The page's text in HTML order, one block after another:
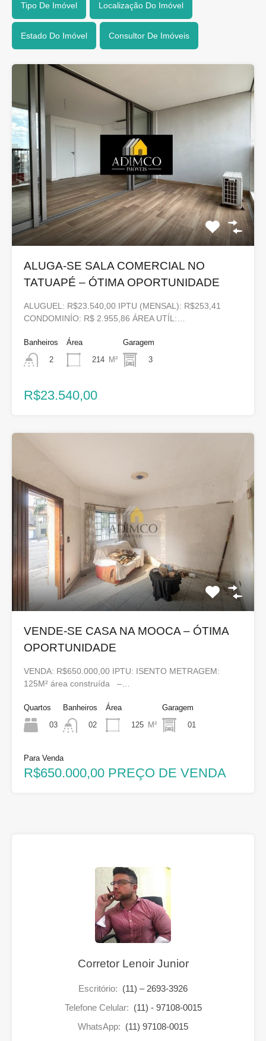
Tipo De Imóvel Localização Do Imóvel
Estado Do Imóvel Consultor De Imóveis
ALUGA-SE SALA COMERCIAL NO
TATUAPÉ – ÓTIMA OPORTUNIDADE
ALUGUEL: R$23.540,00 IPTU (MENSAL): R$253,41
CONDOMINÍO: R$ 2.955,86 ÁREA UTÍL:…
Banheiros
2
Área
214 M²
Garagem
3
R$23.540,00
VENDE-SE CASA NA MOOCA – ÓTIMA
OPORTUNIDADE
VENDA: R$650.000,00 IPTU: ISENTO METRAGEM:
125M² área construída –…
Quartos
03
Banheiros
02
Área
125 M²
Garagem
01
Para Venda
R$650.000,00 PREÇO DE VENDA
Corretor Lenoir Junior
Escritório: (11) – 2693-3926
Telefone Celular: (11) - 97108-0015
WhatsApp: (11) 97108-0015